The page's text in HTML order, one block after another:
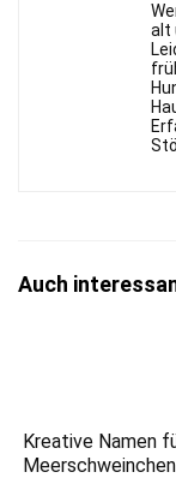
alt
Auch
Kreative Namen
Meerschweinchen